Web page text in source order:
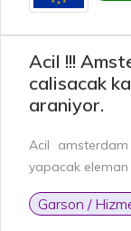
Acil !!!
calisacak
araniyor.
Acil
yapacak eleman
Garson /